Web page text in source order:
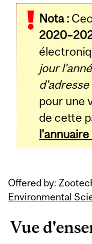
Nota :
jour
d'adresse
pour une
de cette
Offered by:
Environmental
Vue
Content